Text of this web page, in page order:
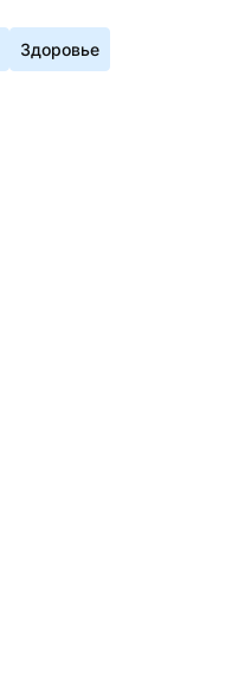
Здоровье